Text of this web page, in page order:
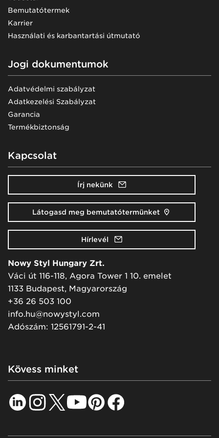
Bemutatótermek
Karrier
Használati és karbantartási útmutató
Jogi dokumentumok
Adatvédelmi szabályzat
Adatkezelési Szabályzat
Garancia
Termékbiztonság
Kapcsolat
Írj nekünk
Látogasd meg bemutatótermünket
Hírlevél
Nowy Styl Hungary Zrt.
Váci út 116-118, Agora Tower 1 10. emelet
1133 Budapest, Magyarország
+36 26 503 100
info.hu@nowystyl.com
Adószám: 12561791-2-41
Kövess minket